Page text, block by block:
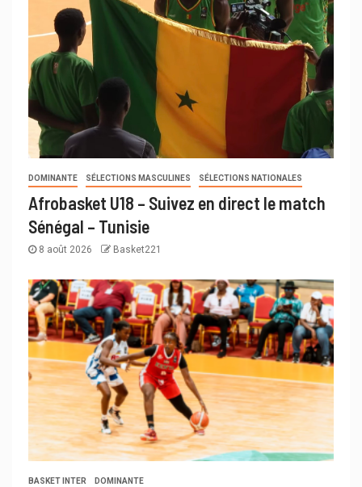
DOMINANTE SÉLECTIONS MASCULINES SÉLECTIONS NATIONALES
Afrobasket U18 – Suivez en direct le match
Sénégal – Tunisie
8 août 2026 Basket221
BASKET INTER DOMINANTE